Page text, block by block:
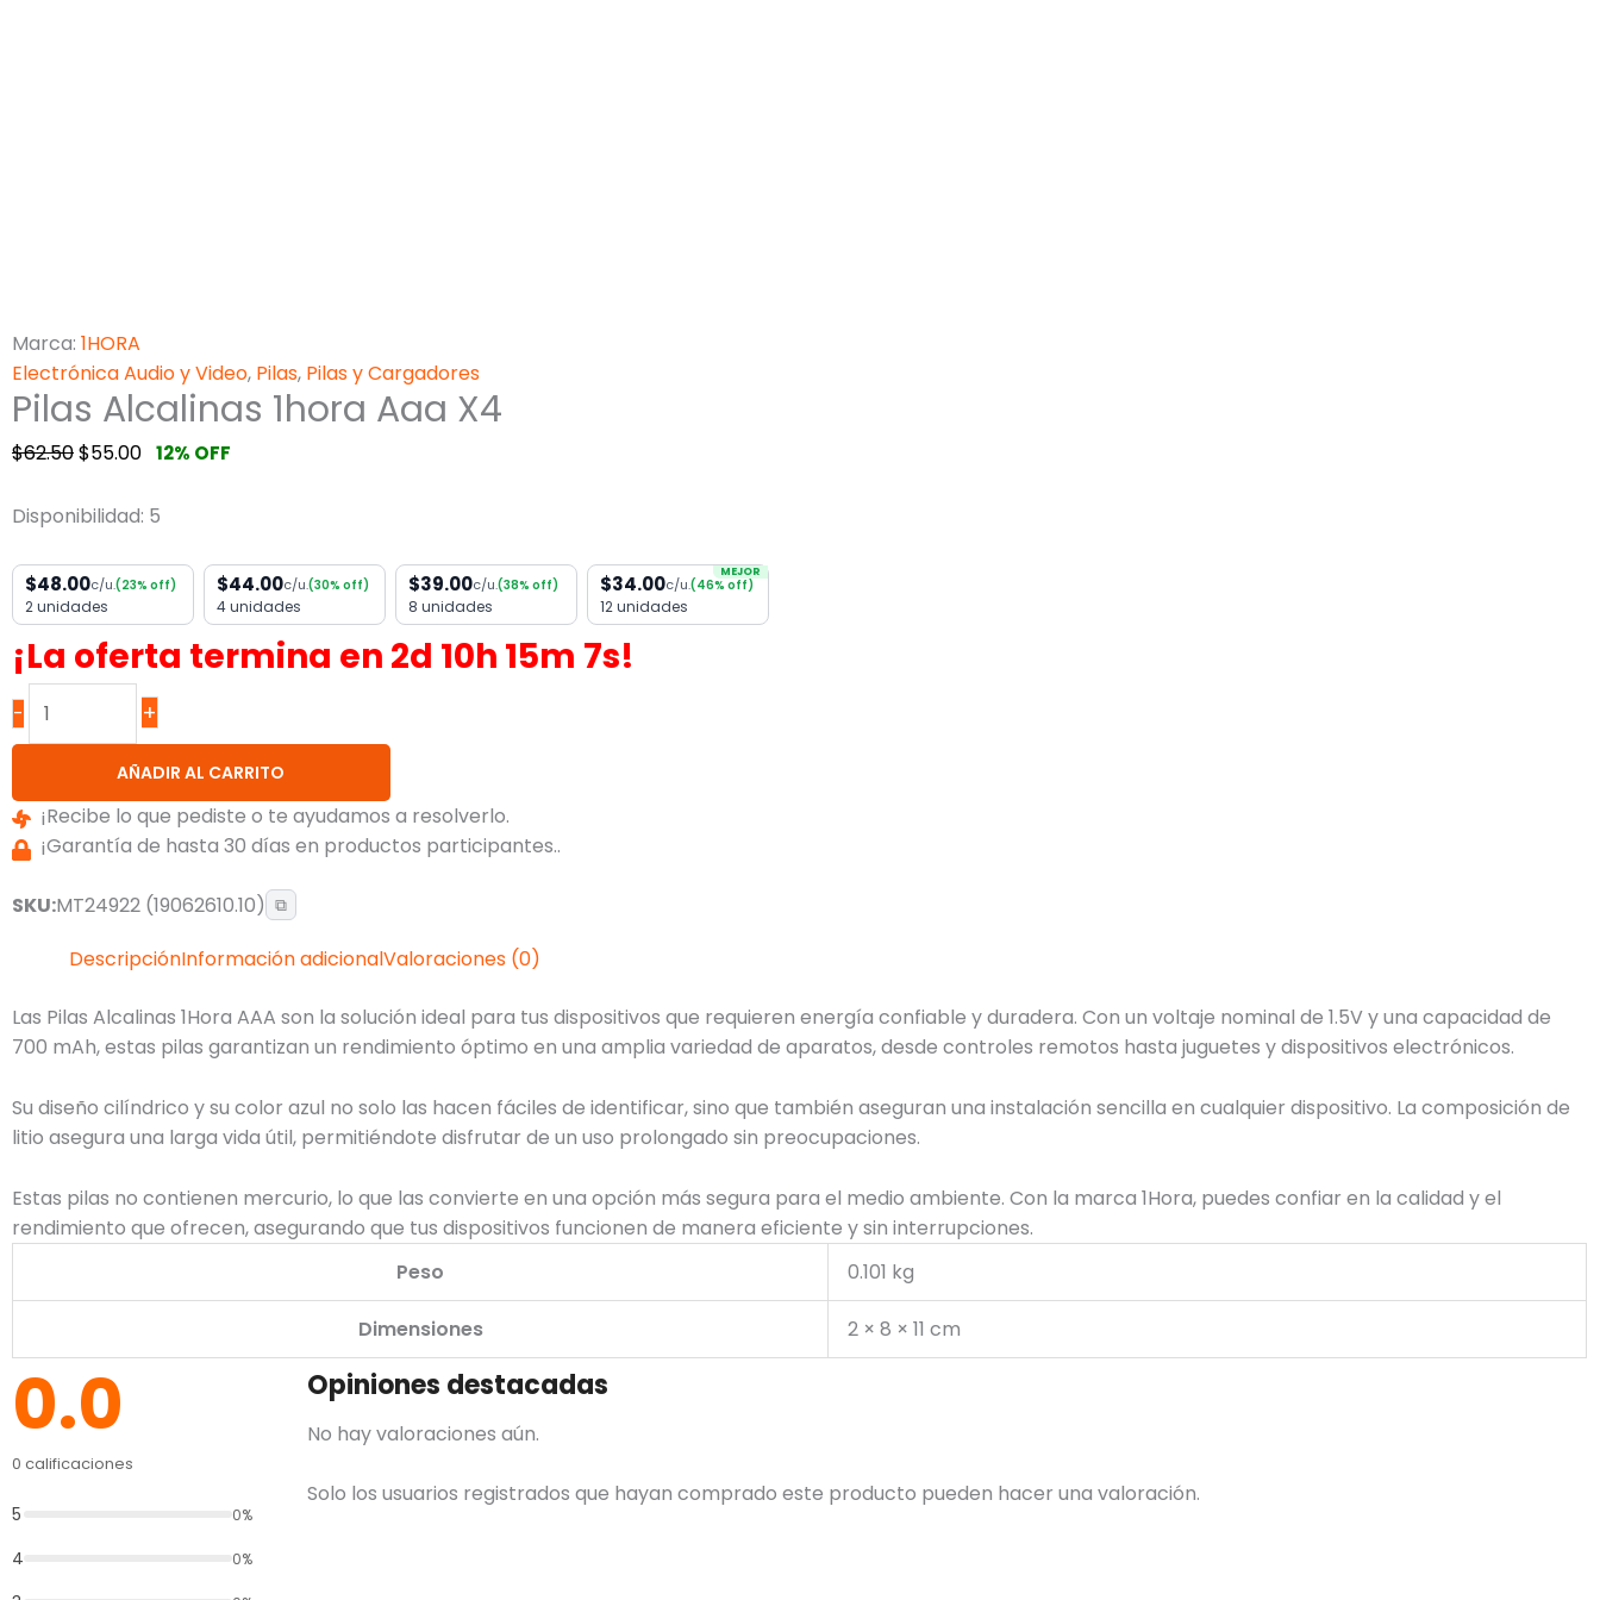
Marca: 1HORA
Electrónica Audio y Video, Pilas, Pilas y Cargadores
Pilas Alcalinas 1hora Aaa X4
$62.50$55.00 12% OFF
Disponibilidad: 5
$48.00c/u.(23% off)
2 unidades
$44.00c/u.(30% off)
4 unidades
$39.00c/u.(38% off)
8 unidades
MEJOR
$34.00c/u.(46% off)
12 unidades
¡La oferta termina en 2d 10h 15m 7s!
- +
AÑADIR AL CARRITO
¡Recibe lo que pediste o te ayudamos a resolverlo.
¡Garantía de hasta 30 días en productos participantes..
SKU:MT24922 (19062610.10) ⧉
DescripciónInformación adicionalValoraciones (0)
Las Pilas Alcalinas 1Hora AAA son la solución ideal para tus dispositivos que requieren energía confiable y duradera. Con un voltaje nominal de 1.5V y una capacidad de
700 mAh, estas pilas garantizan un rendimiento óptimo en una amplia variedad de aparatos, desde controles remotos hasta juguetes y dispositivos electrónicos.
Su diseño cilíndrico y su color azul no solo las hacen fáciles de identificar, sino que también aseguran una instalación sencilla en cualquier dispositivo. La composición de
litio asegura una larga vida útil, permitiéndote disfrutar de un uso prolongado sin preocupaciones.
Estas pilas no contienen mercurio, lo que las convierte en una opción más segura para el medio ambiente. Con la marca 1Hora, puedes confiar en la calidad y el
rendimiento que ofrecen, asegurando que tus dispositivos funcionen de manera eficiente y sin interrupciones.
Peso
0.101 kg
Dimensiones 2 × 8 × 11 cm
0.0
0 calificaciones
5 0%
4 0%
Opiniones destacadas
No hay valoraciones aún.
Solo los usuarios registrados que hayan comprado este producto pueden hacer una valoración.